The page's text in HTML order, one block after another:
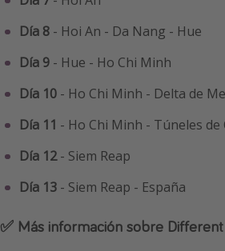
Día 8 - Hoi An - Da Nang - Hue
Día 9 - Hue - Ho Chi Minh
Día 10 - Ho Chi Minh - Delta de
Día 11 - Ho Chi Minh - Túneles de
Día 12- Siem Reap
Día 13 - Siem Reap - España
✅ Más información sobre